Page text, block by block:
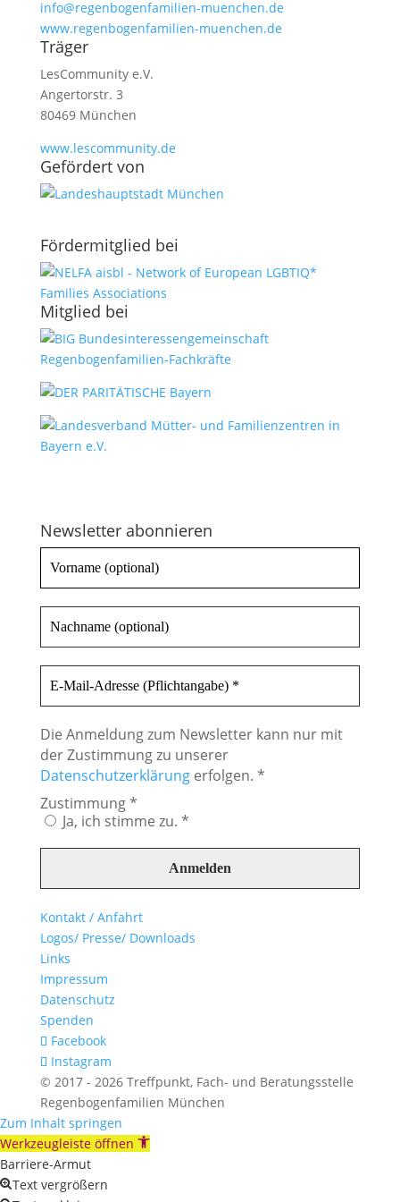
info@regenbogenfamilien-muenchen.de
www.regenbogenfamilien-muenchen.de
Träger
LesCommunity e.V.
Angertorstr. 3
80469 München
www.lescommunity.de
Geför­dert von
Förder­­mit­glied bei
Mit­glied bei
Newsletter abonnieren
Die Anmeldung zum Newsletter kann nur mit
der Zustimmung zu unserer
Datenschutzerklärungerfolgen. *
Zustimmung*
Ja, ich stimme zu. *
Kontakt / Anfahrt
Logos/ Presse/ Downloads
Links
Impressum
Datenschutz
Spenden
Facebook
Instagram
© 2017 - 2026 Treffpunkt, Fach- und Beratungsstelle
Regenbogenfamilien München
Zum Inhalt springen
Werkzeugleiste öffnen
Barriere-Armut
Text vergrößern